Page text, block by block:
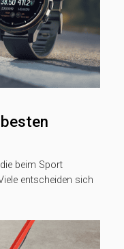
beim Sport
entscheiden sich